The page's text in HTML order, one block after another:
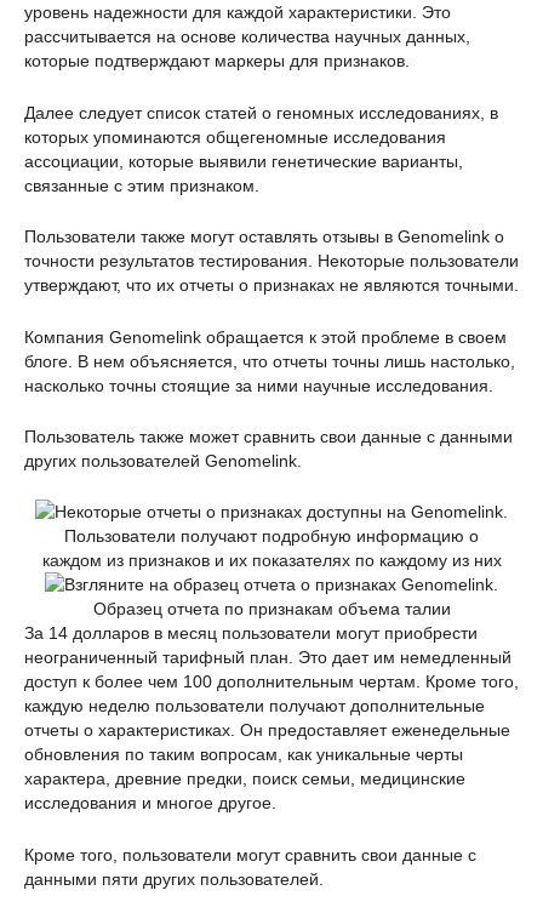
уровень надежности для каждой характеристики. Это
рассчитывается на основе количества научных данных,
которые подтверждают маркеры для признаков.
Далее следует список статей о геномных исследованиях, в
которых упоминаются общегеномные исследования
ассоциации, которые выявили генетические варианты,
связанные с этим признаком.
Пользователи также могут оставлять отзывы в Genomelink о
точности результатов тестирования. Некоторые пользователи
утверждают, что их отчеты о признаках не являются точными.
Компания Genomelink обращается к этой проблеме в своем
блоге. В нем объясняется, что отчеты точны лишь настолько,
насколько точны стоящие за ними научные исследования.
Пользователь также может сравнить свои данные с данными
других пользователей Genomelink.
Пользователи получают подробную информацию о
каждом из признаков и их показателях по каждому из них
Образец отчета по признакам объема талии
За 14 долларов в месяц пользователи могут приобрести
неограниченный тарифный план. Это дает им немедленный
доступ к более чем 100 дополнительным чертам. Кроме того,
каждую неделю пользователи получают дополнительные
отчеты о характеристиках. Он предоставляет еженедельные
обновления по таким вопросам, как уникальные черты
характера, древние предки, поиск семьи, медицинские
исследования и многое другое.
Кроме того, пользователи могут сравнить свои данные с
данными пяти других пользователей.